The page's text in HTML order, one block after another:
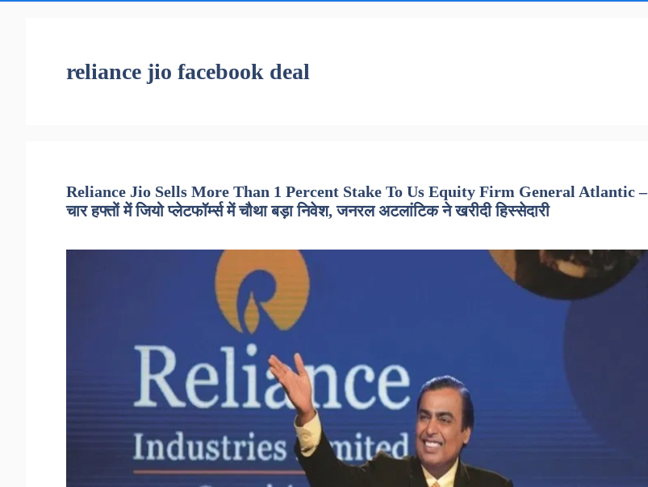
reliance jio facebook deal
Reliance Jio Sells More Than 1 Percent Stake To Us Equity Firm General Atlantic –
चार हफ्तों में जियो प्लेटफॉर्म्स में चौथा बड़ा निवेश, जनरल अटलांटिक ने खरीदी हिस्सेदारी